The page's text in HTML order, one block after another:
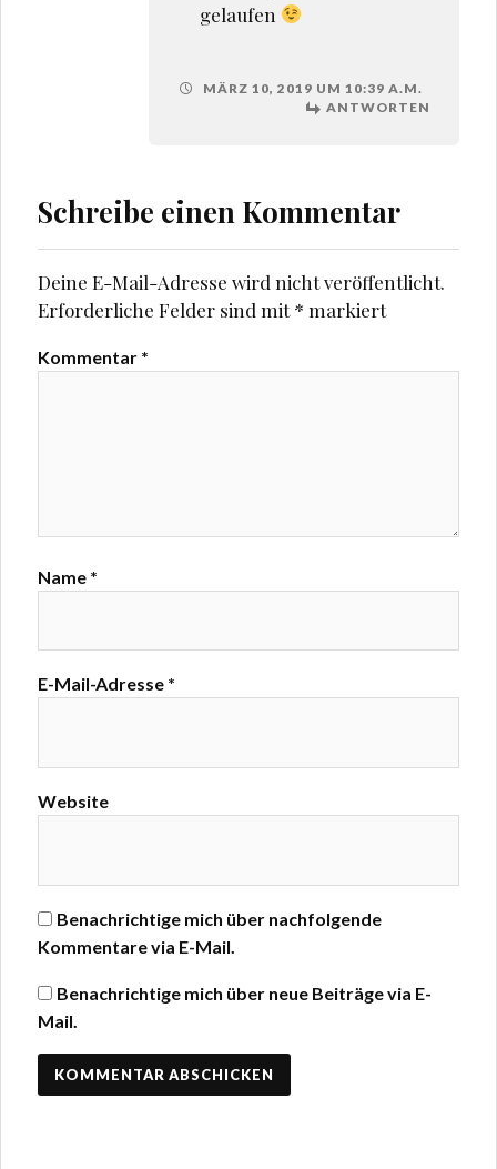
gelaufen
MÄRZ 10, 2019 UM 10:39 A.M.
ANTWORTEN
Schreibe einen Kommentar
Deine E-Mail-Adresse wird nicht veröffentlicht.
Erforderliche Felder sind mit* markiert
Kommentar *
Name *
E-Mail-Adresse *
Website
Benachrichtige mich über nachfolgende
Kommentare via E-Mail.
Benachrichtige mich über neue Beiträge via E-
Mail.